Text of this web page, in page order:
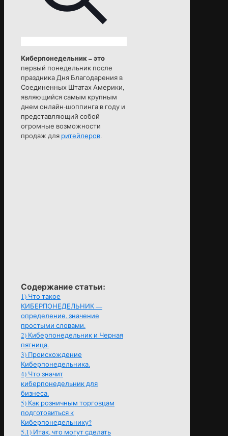
Киберпонедельник – это
первый понедельник после
праздника Дня Благодарения в
Соединенных Штатах Америки,
являющийся самым крупным
днем онлайн-шоппинга в году и
представляющий собой
огромные возможности
продаж для ритейлеров.
Содержание статьи:
1) Что такое
КИБЕРПОНЕДЕЛЬНИК —
определение, значение
простыми словами.
2) Киберпонедельник и Черная
пятница.
3) Происхождение
Киберпонедельника.
4) Что значит
киберпонедельник для
бизнеса.
5) Как розничным торговцам
подготовиться к
Киберпонедельнику?
5.1) Итак, что могут сделать